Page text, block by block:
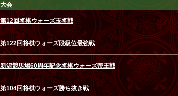
大会
第12回将棋ウォーズ玉将戦
第122回将棋ウォーズ段級位最強戦
新潟競馬場60周年記念将棋ウォーズ帝王戦
第104回将棋ウォーズ勝ち抜き戦